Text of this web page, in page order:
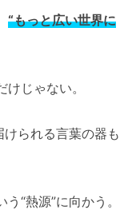
“もっと広い世界に
じゃない。
けられる言葉の器も
“熱源”に向かう。